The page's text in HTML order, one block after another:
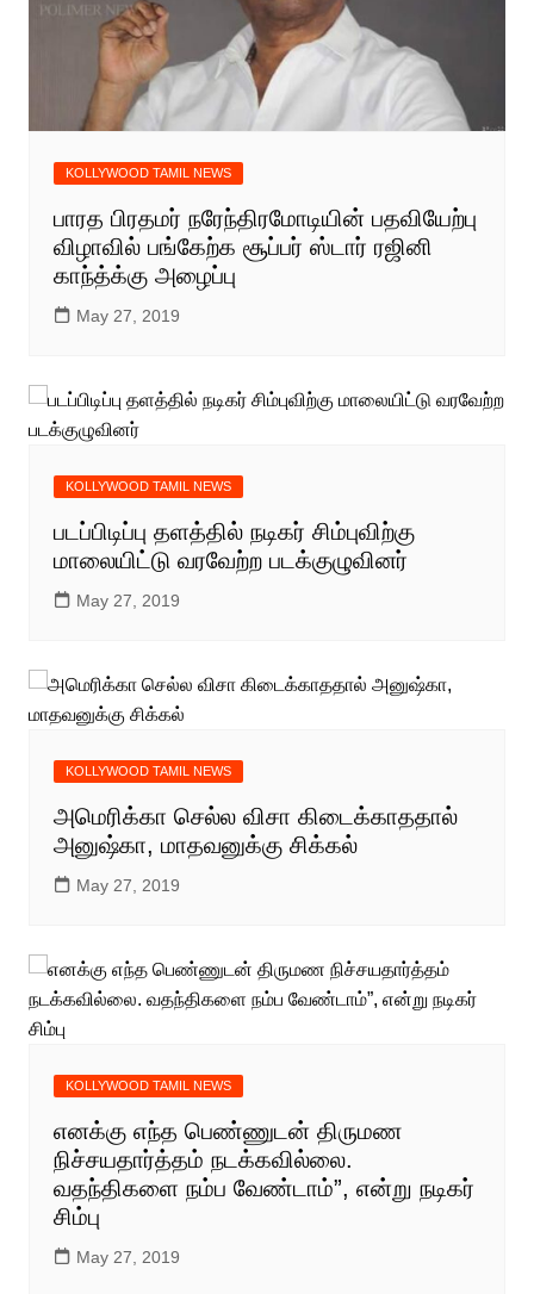
KOLLYWOOD TAMIL NEWS
பாரத பிரதமர் நரேந்திரமோடியின் பதவியேற்பு
விழாவில் பங்கேற்க சூப்பர் ஸ்டார் ரஜினி
காந்த்க்கு அழைப்பு
May 27, 2019
KOLLYWOOD TAMIL NEWS
படப்பிடிப்பு தளத்தில் நடிகர் சிம்புவிற்கு
மாலையிட்டு வரவேற்ற படக்குழுவினர்
May 27, 2019
KOLLYWOOD TAMIL NEWS
அமெரிக்கா செல்ல விசா கிடைக்காததால்
அனுஷ்கா, மாதவனுக்கு சிக்கல்
May 27, 2019
KOLLYWOOD TAMIL NEWS
எனக்கு எந்த பெண்ணுடன் திருமண
நிச்சயதார்த்தம் நடக்கவில்லை.
வதந்திகளை நம்ப வேண்டாம்”, என்று நடிகர்
சிம்பு
May 27, 2019